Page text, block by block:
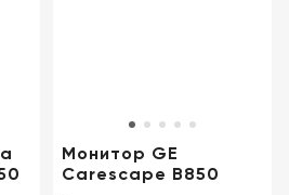
Монитор GE
Carescape B850